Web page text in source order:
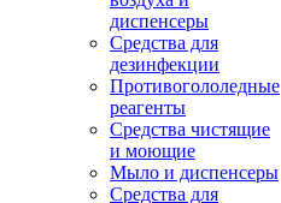
диспенсеры
Средства для
дезинфекции
Противогололедные
реагенты
Средства чистящие
и моющие
Мыло и диспенсеры
Средства для